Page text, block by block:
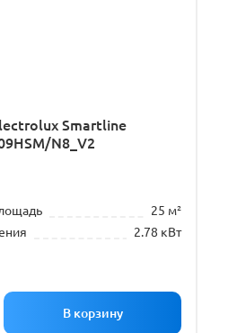
Smartline
N8_V2
25 м²
2.78 кВт